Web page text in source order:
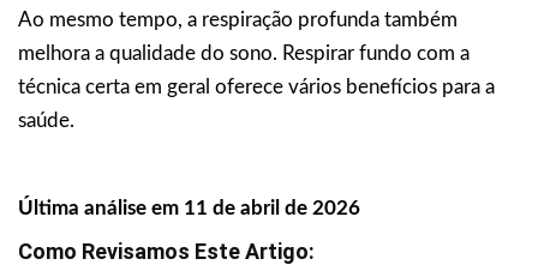
Ao mesmo tempo, a respiração profunda também
melhora a qualidade do sono. Respirar fundo com a
técnica certa em geral oferece vários benefícios para a
saúde.
Última análise em 11 de abril de 2026
Como Revisamos Este Artigo: